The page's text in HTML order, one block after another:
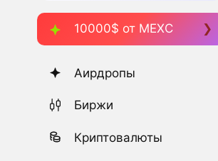
10000$ от MEXC
Аирдропы
Биржи
Криптовалюты